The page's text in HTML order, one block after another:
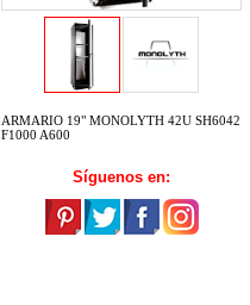
ARMARIO 19" MONOLYTH 42U SH6042
F1000 A600
Síguenos en: